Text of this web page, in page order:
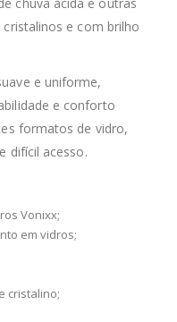
e com brilho
e uniforme,
e conforto
formatos de vidro,
difícil acesso.
Vonixx;
em vidros;
cristalino;